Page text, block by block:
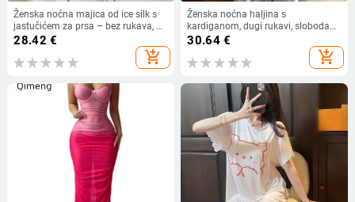
Ženska noćna majica od ice silk s
jastučićem za prsa – bez rukava, V
izrez, ultra tanak materijal 81–100
28.42 €
add_shopping_cart
Ženska noćna haljina s
kardiganom, dugi rukavi, slobodan
kroj, luksuzna kvaliteta, pogodno za
nošenje vani, veći broj, proljeće–
jesen
30.64€
add_shopping_cart